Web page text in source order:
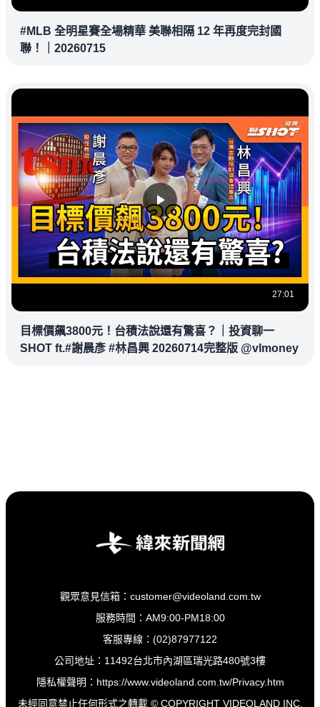
#MLB 全明星賽全場精華 美聯相隔 12 年再度完封國
聯！｜20260715
27:01
目標價飆3800元！台積法說還有驚喜？｜投資聊一
SHOT ft.#謝晨彥 #林昌興 20260714完整版 @vlmoney
觀眾意見信箱：customer@videoland.com.tw
服務時間：AM9:00-PM18:00
客服專線：(02)87977122
公司地址：11492台北市內湖區瑞光路480號3樓
隱私權聲明： https://www.videoland.com.tw/Privacy.htm
未經同意禁止任何形式之轉載 © COPYRIGHT VIDEOLAND INC.